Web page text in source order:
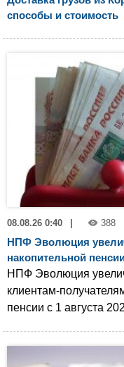
способы и стоимость
08.08.26 0:40 388
НПФ Эволюция
накопительной
НПФ Эволюция
клиентам-
пенсии с 1 августа